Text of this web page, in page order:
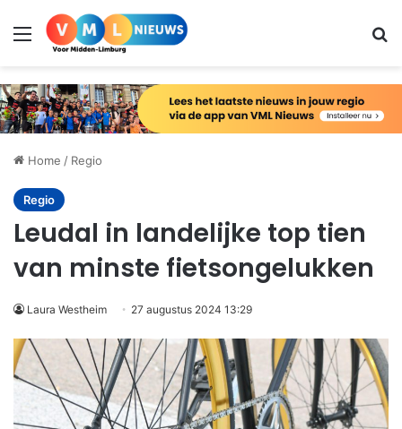
Menu
Home / Regio
Regio
Leudal in landelijke top tien
van minste fietsongelukken
Laura Westheim 27 augustus 2024 13:29